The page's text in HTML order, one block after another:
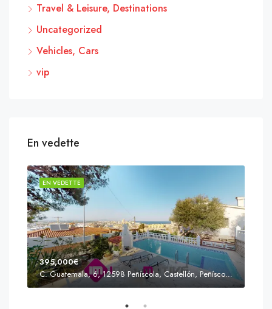
Travel & Leisure, Destinations
Uncategorized
Vehicles, Cars
vip
En vedette
EN VEDETTE
395,000€
C. Guatemala, 6, 12598 Peñíscola, Castellón, Peñíscola, Communauté valencienne